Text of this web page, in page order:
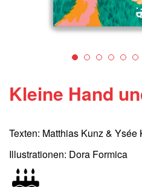
Kleine Hand
Texten: Matthias Kunz & Ysée
Illustrationen: Dora Formica